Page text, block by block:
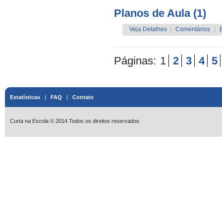
Planos de Aula (1)
Veja Detalhes Comentários
Páginas: 1 2 3 4 5
Estatísticas | FAQ | Contato
Curta na Escola © 2014 Todos os direitos reservados.